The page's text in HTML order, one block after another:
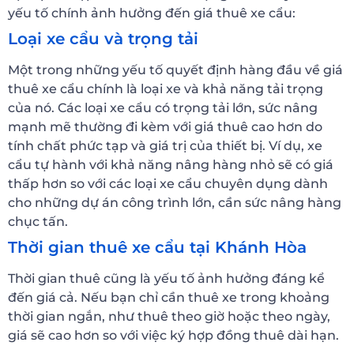
yếu tố chính ảnh hưởng đến giá thuê xe cẩu:
Loại xe cẩu và trọng tải
Một trong những yếu tố quyết định hàng đầu về giá
thuê xe cẩu chính là loại xe và khả năng tải trọng
của nó. Các loại xe cẩu có trọng tải lớn, sức nâng
mạnh mẽ thường đi kèm với giá thuê cao hơn do
tính chất phức tạp và giá trị của thiết bị. Ví dụ, xe
cẩu tự hành với khả năng nâng hàng nhỏ sẽ có giá
thấp hơn so với các loại xe cẩu chuyên dụng dành
cho những dự án công trình lớn, cần sức nâng hàng
chục tấn.
Thời gian thuê xe cẩu tại Khánh Hòa
Thời gian thuê cũng là yếu tố ảnh hưởng đáng kể
đến giá cả. Nếu bạn chỉ cần thuê xe trong khoảng
thời gian ngắn, như thuê theo giờ hoặc theo ngày,
giá sẽ cao hơn so với việc ký hợp đồng thuê dài hạn.